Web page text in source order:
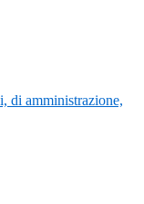
di amministrazione,